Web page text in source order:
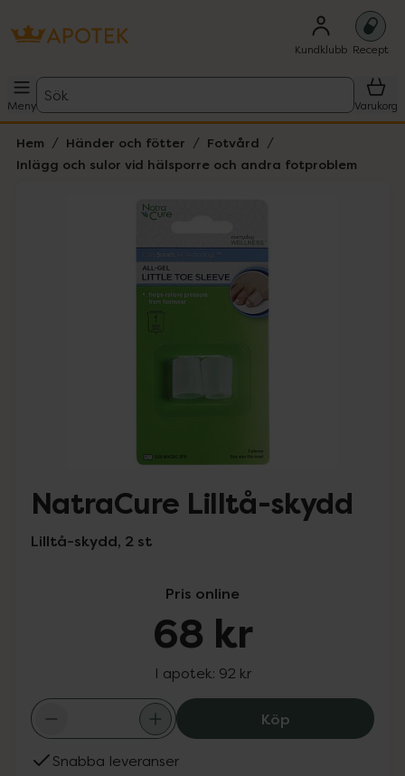
Kundklubb Recept
Meny
Sök
Varukorg
Hem Händer och fötter
Fotvård
Inlägg och sulor vid hälsporre och andra fotproblem
Lista: . Innehåller 3 objekt.
NatraCure Lilltå-skydd
Lilltå-skydd, 2 st
Pris online
68 kr
I apotek: 92 kr
KöpNatraCure
Snabba leveranser